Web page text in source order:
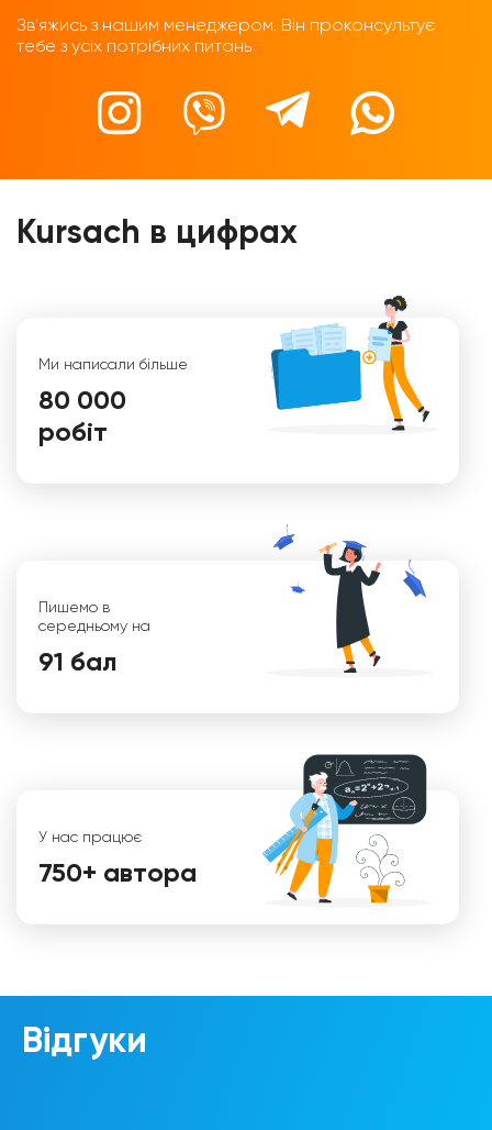
Зв'яжись з нашим менеджером. Він проконсультує
тебе з усіх потрібних питань
Kursach в цифрах
Ми написали більше
80 000
робіт
Пишемо в
середньому на
91 бал
У нас працює
750+ автора
Відгуки
Віктор
Уляна